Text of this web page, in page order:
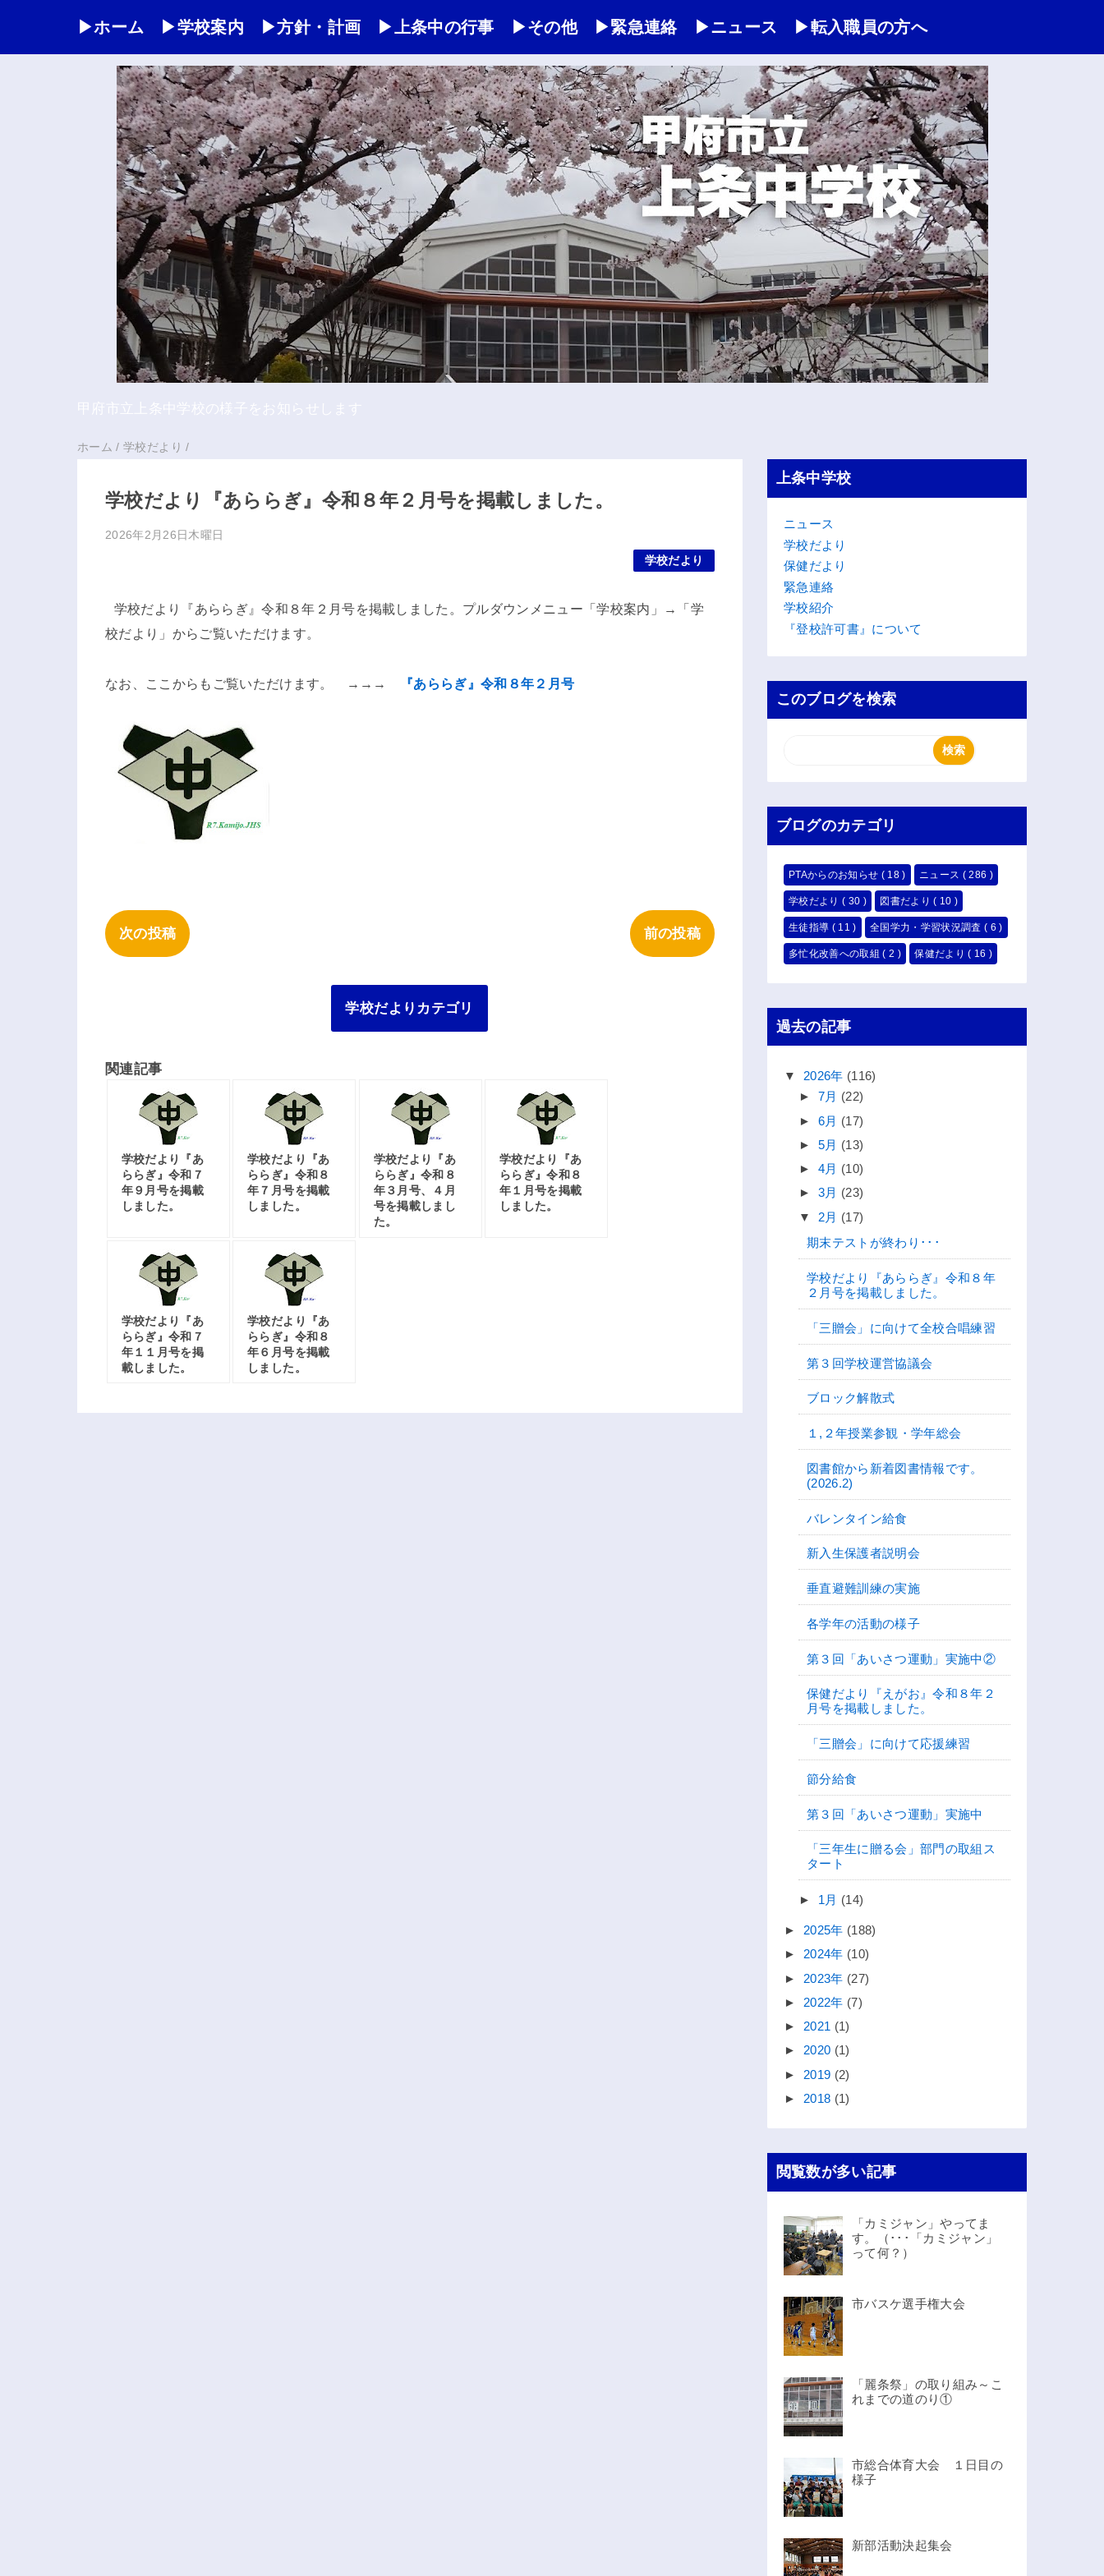
▶ホーム ▶学校案内 ▶方針・計画 ▶上条中の行事 ▶その他 ▶緊急連絡 ▶ニュース ▶転入職員の方へ
ホーム /学校だより /
学校だより『あららぎ』令和８年２月号を掲載しました。
2026年2月26日木曜日
学校だより
学校だより『あららぎ』令和８年２月号を掲載しました。プルダウンメニュー「学校案内」→「学
校だより」からご覧いただけます。
なお、ここからもご覧いただけます。 →→→ 『あららぎ 』令和８年２月号
次の投稿 前の投稿
学校だよりカテゴリ
関連記事
学校だより『あ
ららぎ』令和７
年９月号を掲載
しました。
学校だより『あ
ららぎ』令和８
年７月号を掲載
しました。
学校だより『あ
ららぎ』令和８
年３月号、４月
号を掲載しまし
た。
学校だより『あ
ららぎ』令和８
年１月号を掲載
しました。
学校だより『あ
ららぎ』令和７
年１１月号を掲
載しました。
学校だより『あ
ららぎ』令和８
年６月号を掲載
しました。
上条中学校
ニュース
学校だより
保健だより
緊急連絡
学校紹介
『登校許可書』について
このブログを検索
ブログのカテゴリ
PTAからのお知らせ ( 18 ) ニュース ( 286 )
学校だより ( 30 ) 図書だより( 10 )
生徒指導 ( 11 ) 全国学力・学習状況調査( 6 )
多忙化改善への取組( 2 ) 保健だより( 16 )
過去の記事
▼ 2026年 (116)
► 7月 (22)
► 6月 (17)
► 5月 (13)
► 4月 (10)
► 3月 (23)
▼ 2月 (17)
期末テストが終わり･･･
学校だより『あららぎ』令和８年
２月号を掲載しました。
「三贈会」に向けて全校合唱練習
第３回学校運営協議会
ブロック解散式
１,２年授業参観・学年総会
図書館から新着図書情報です。
(2026.2)
バレンタイン給食
新入生保護者説明会
垂直避難訓練の実施
各学年の活動の様子
第３回「あいさつ運動」実施中②
保健だより『えがお』令和８年２
月号を掲載しました。
「三贈会」に向けて応援練習
節分給食
第３回「あいさつ運動」実施中
「三年生に贈る会」部門の取組ス
タート
► 1月 (14)
► 2025年 (188)
► 2024年 (10)
► 2023年 (27)
► 2022年 (7)
► 2021 (1)
► 2020 (1)
► 2019 (2)
► 2018 (1)
閲覧数が多い記事
「カミジャン」やってま
す。（･･･「カミジャン」
って何？）
市バスケ選手権大会
「麗条祭」の取り組み～こ
れまでの道のり①
市総合体育大会 １日目の
様子
新部活動決起集会